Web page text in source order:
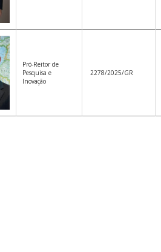
Pró-Reitor de
Pesquisa e
Inovação
2278/2025/GR